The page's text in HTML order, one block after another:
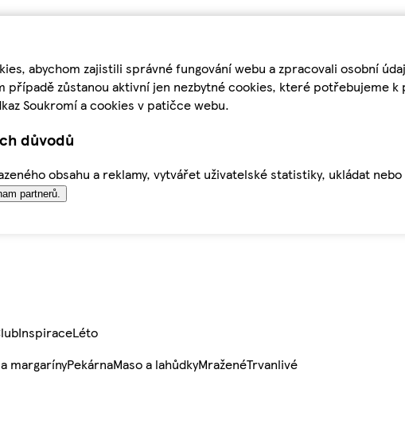
abychom zajistili správné fungování webu a zpracovali osobní
zůstanou aktivní jen nezbytné cookies, které potřebujeme
Soukromí a cookies v patičce webu.
důvodů
obsahu a reklamy, vytvářet uživatelské statistiky, ukládat
partnerů.
InspiraceLéto
margarínyPekárnaMaso a lahůdkyMraženéTrvanlivé